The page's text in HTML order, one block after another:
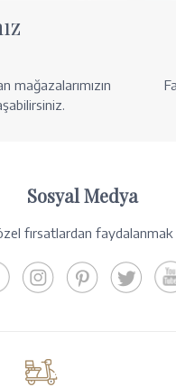
mağazalarımızın
Sosyal Medya
fırsatlardan